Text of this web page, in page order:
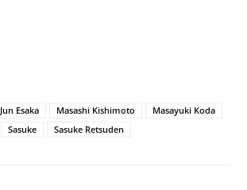
Jun Esaka Masashi Kishimoto
Masayuki Koda
Sasuke Sasuke Retsuden